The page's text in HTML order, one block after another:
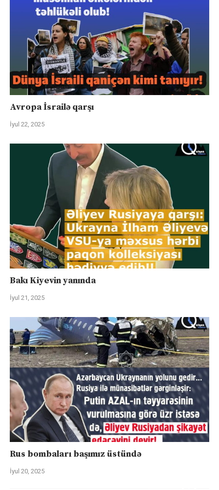
Avropa İsrailə qarşı
İyul 22, 2025
Bakı Kiyevin yanında
İyul 21, 2025
Rus bombaları başımız üstündə
İyul 20, 2025